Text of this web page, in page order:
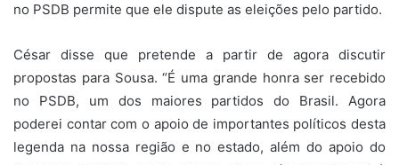
no PSDB permite que ele dispute as eleições pelo partido.
César disse que pretende a partir de agora discutir
propostas para Sousa. “É uma grande honra ser recebido
no PSDB, um dos maiores partidos do Brasil. Agora
poderei contar com o apoio de importantes políticos desta
legenda na nossa região e no estado, além do apoio do